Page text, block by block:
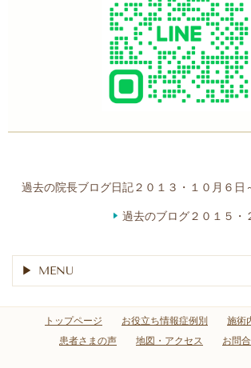
過去の院長ブログ日記２０１３・１０月６日
過去のブログ２０１５・
MENU
トップページ お役立ち情報症例別 施術
患者さまの声
地図・アクセス お問